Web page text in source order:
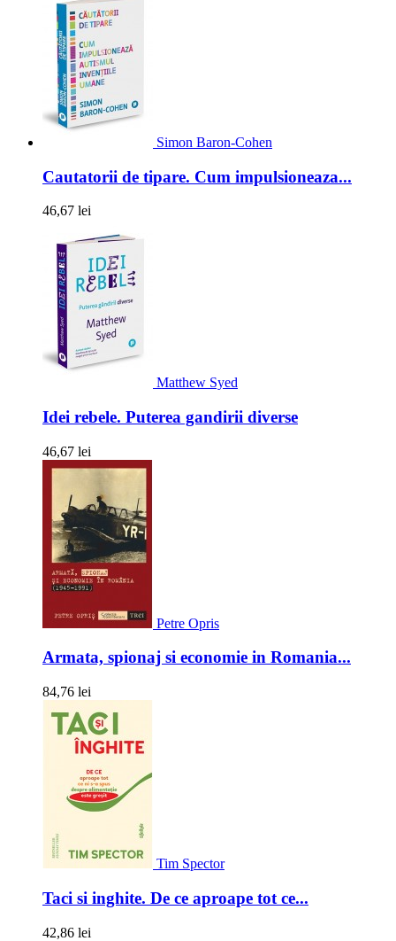
Simon Baron-Cohen
Cautatorii de tipare. Cum impulsioneaza...
46,67 lei
Matthew Syed
Idei rebele. Puterea gandirii diverse
46,67 lei
Petre Opris
Armata, spionaj si economie in Romania...
84,76 lei
Tim Spector
Taci si inghite. De ce aproape tot ce...
42,86 lei